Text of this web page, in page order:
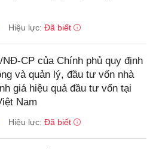
Hiệu lực: Đã biết
NĐ-CP của Chính phủ quy định
và quản lý, đầu tư vốn nhà
giá hiệu quả đầu tư vốn tại
Nam
Hiệu lực: Đã biết